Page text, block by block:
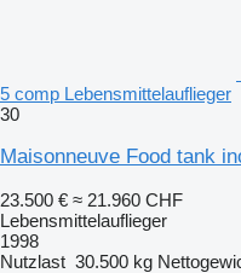
5 comp Lebensmittelauflieger
30
Maisonneuve Food tank
23.500 € ≈ 21.960 CHF
Lebensmittelauflieger
1998
Nutzlast 30.500 kg